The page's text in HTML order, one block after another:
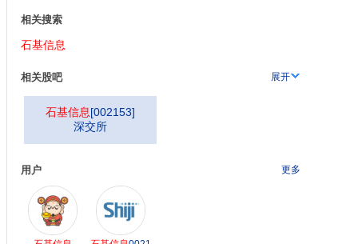
相关搜索
石基信息
相关股吧 展开
石基信息[002153]
深交所
用户 更多